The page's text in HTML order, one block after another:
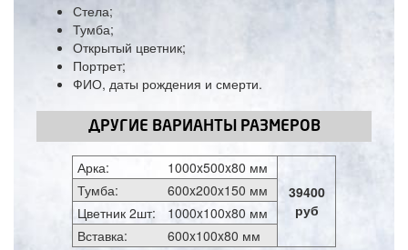
Стела;
Тумба;
Открытый цветник;
Портрет;
ФИО, даты рождения и смерти.
ДРУГИЕ ВАРИАНТЫ РАЗМЕРОВ
Арка:
1000x500x80 мм
39400
руб
Тумба:
600x200x150 мм
Цветник 2шт:
1000x100x80 мм
Вставка:
600x100x80 мм